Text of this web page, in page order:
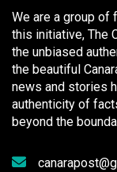
We are a group of
this initiative, The
the unbiased
the beautiful
news and stories
authenticity of
beyond the